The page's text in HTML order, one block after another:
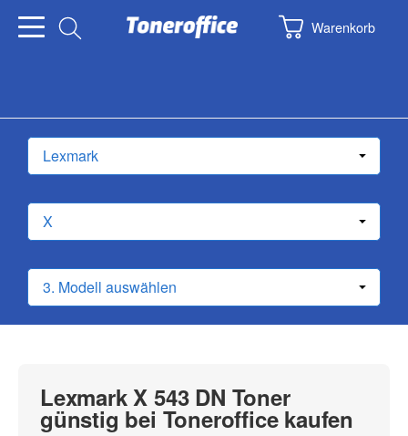
Warenkorb
Lexmark X 543 DN Toner
günstig bei Toneroffice kaufen